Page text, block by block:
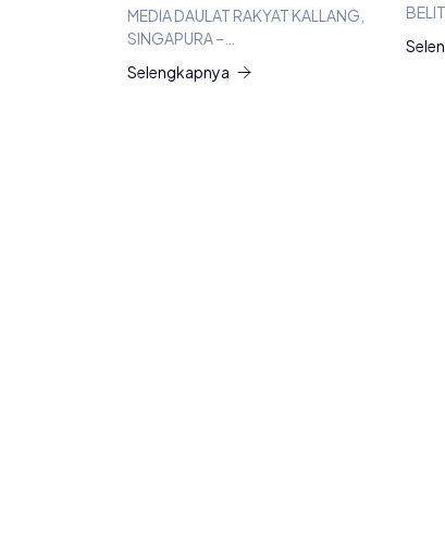
MEDIA DAULAT RAKYAT KALLANG,
SINGAPURA –…
Selengkapnya